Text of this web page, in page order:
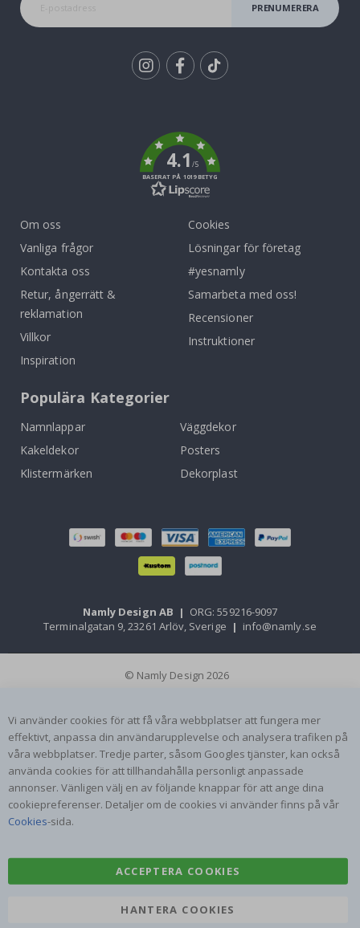
PRENUMERERA
4.1/5
BASERAT PÅ 1019 BETYG
Om oss
Vanliga frågor
Kontakta oss
Retur, ångerrätt &
reklamation
Villkor
Inspiration
Cookies
Lösningar för företag
#yesnamly
Samarbeta med oss!
Recensioner
Instruktioner
Populära Kategorier
Namnlappar
Väggdekor
Kakeldekor
Posters
Klistermärken
Dekorplast
Namly Design AB | ORG: 559216-9097
Terminalgatan 9, 23261 Arlöv, Sverige | info@namly.se
© Namly Design 2026
Vi använder cookies för att få våra webbplatser att fungera mer
effektivt, anpassa din användarupplevelse och analysera trafiken på
våra webbplatser. Tredje parter, såsom Googles tjänster, kan också
använda cookies för att tillhandahålla personligt anpassade
annonser. Vänligen välj en av följande knappar för att ange dina
cookiepreferenser. Detaljer om de cookies vi använder finns på vår
Cookies-sida.
ACCEPTERA COOKIES
HANTERA COOKIES